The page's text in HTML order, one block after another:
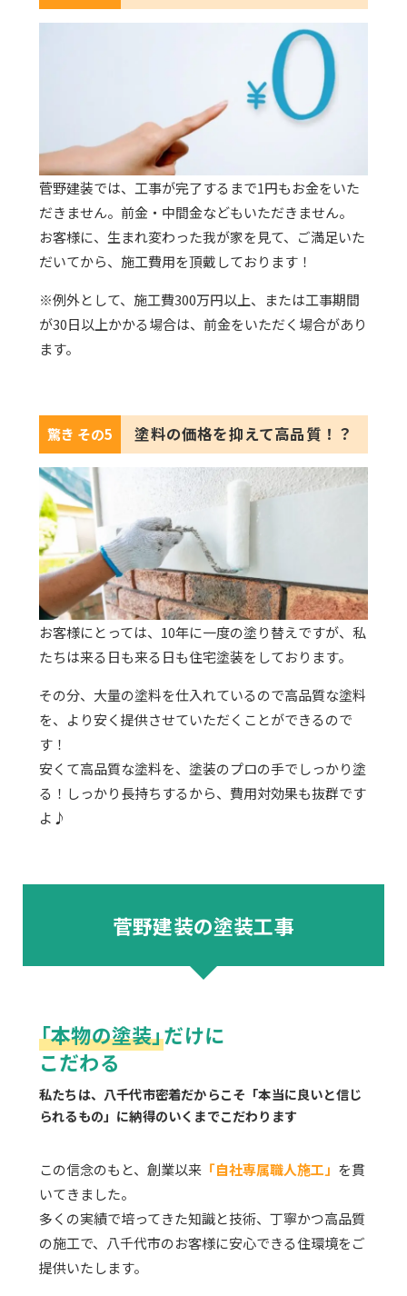
菅野建装では、工事が完了するまで1円もお金をいた
だきません。前金・中間金などもいただきません。
お客様に、生まれ変わった我が家を見て、ご満足いた
だいてから、施工費用を頂戴しております！
※例外として、施工費300万円以上、または工事期間
が30日以上かかる場合は、前金をいただく場合があり
ます。
驚き その5 塗料の価格を抑えて高品質！？
お客様にとっては、10年に一度の塗り替えですが、私
たちは来る日も来る日も住宅塗装をしております。
その分、大量の塗料を仕入れているので高品質な塗料
を、より安く提供させていただくことができるので
す！
安くて高品質な塗料を、塗装のプロの手でしっかり塗
る！しっかり長持ちするから、費用対効果も抜群です
よ♪
菅野建装の塗装工事
｢本物の塗装｣だけに
こだわる
私たちは、八千代市密着だからこそ「本当に良いと信じ
られるもの」に納得のいくまでこだわります
この信念のもと、創業以来「自社専属職人施工」 を貫
いてきました。
多くの実績で培ってきた知識と技術、丁寧かつ高品質
の施工で、八千代市のお客様に安心できる住環境をご
提供いたします。